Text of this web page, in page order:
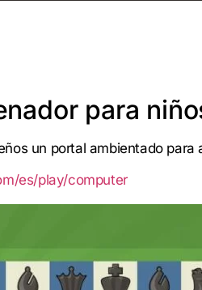
para
un portal ambientado
es/play/computer